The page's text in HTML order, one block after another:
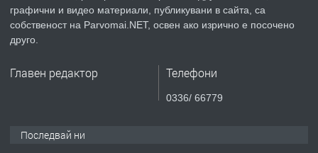
ПРЕДЛАГА Уроци по Математика
графични и видео материали, публикувани в сайта, са
собственост на Parvomai.NET, освен ако изрично е посочено
друго.
Главен редактор Телефони
0336/ 66779
Последвай ни